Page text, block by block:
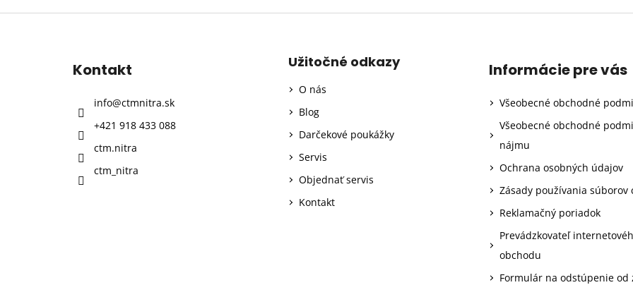
Z
Kontakt
info@ctmnitra.sk
+421 918 433 088
ctm.nitra
ctm_nitra
Užitočné odkazy
O nás
Blog
Darčekové poukážky
Servis
Objednať servis
Kontakt
Informácie pre vás
Všeobecné obchodné
Všeobecné obchodné
nájmu
Ochrana osobných údajov
Zásady používania súborov
Reklamačný poriadok
Prevádzkovateľ
obchodu
Formulár na odstúpenie od